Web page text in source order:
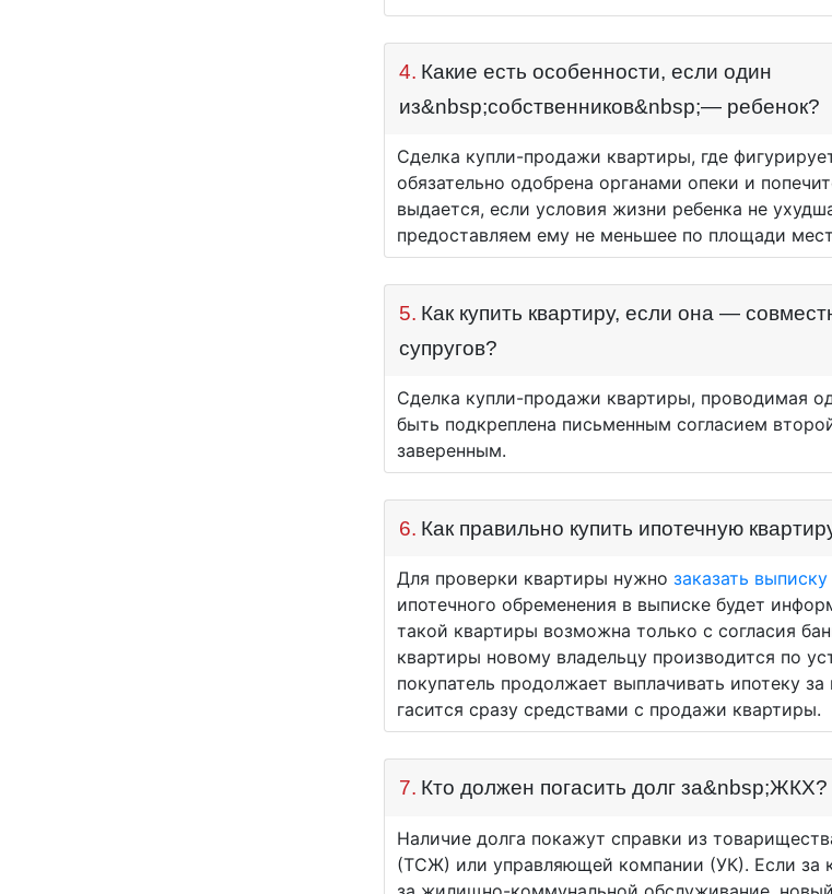
4. Какие есть особенности, если один
из&nbsp;собственников&nbsp;— ребенок?
Сделка купли-продажи квартиры, где
обязательно одобрена органами опеки и
выдается, если условия жизни ребенка не
предоставляем ему не меньшее по площади
5. Как купить квартиру, если она —
супругов?
Сделка купли-продажи квартиры, проводимая
быть подкреплена письменным согласием
заверенным.
6. Как правильно купить ипотечную
Для проверки квартиры нужнозаказать
ипотечного обременения в выписке будет
такой квартиры возможна только с согласия
квартиры новому владельцу производится по
покупатель продолжает выплачивать ипотеку
гасится сразу средствами с продажи квартиры.
7. Кто должен погасить долг за&nbsp;ЖКХ?
Наличие долга покажут справки из
(ТСЖ) или управляющей компании (УК). Если за